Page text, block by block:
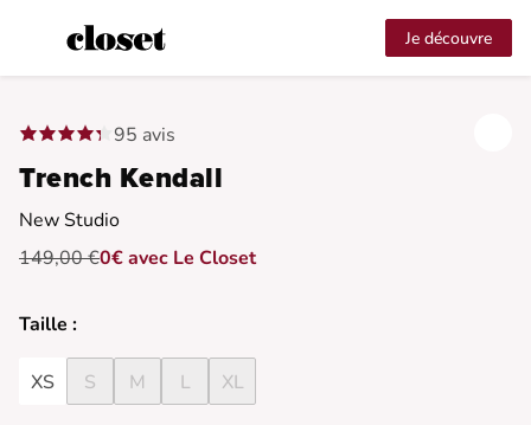
Je découvre
95 avis
Trench Kendall
New Studio
149,00 €0€ avec Le Closet
Taille :
XS S M L XL